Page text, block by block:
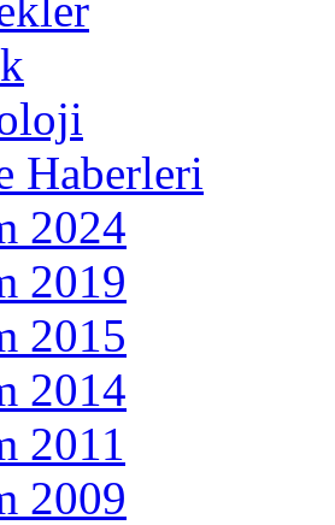
Haberleri
2024
2019
2015
2014
2011
2009